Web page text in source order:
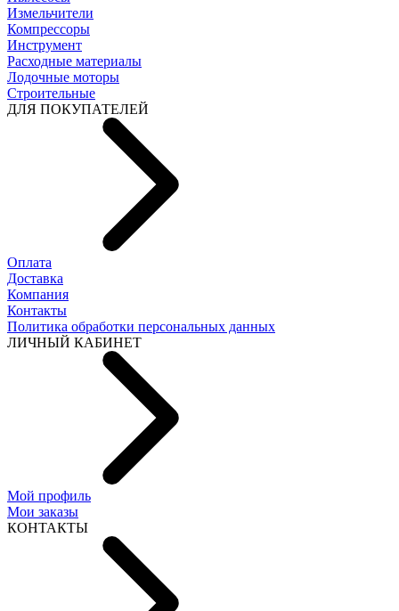
Измельчители
Компрессоры
Инструмент
Расходные материалы
Лодочные моторы
Строительные
ДЛЯ ПОКУПАТЕЛЕЙ
Оплата
Доставка
Компания
Контакты
Политика обработки персональных данных
ЛИЧНЫЙ КАБИНЕТ
Мой профиль
Мои заказы
КОНТАКТЫ